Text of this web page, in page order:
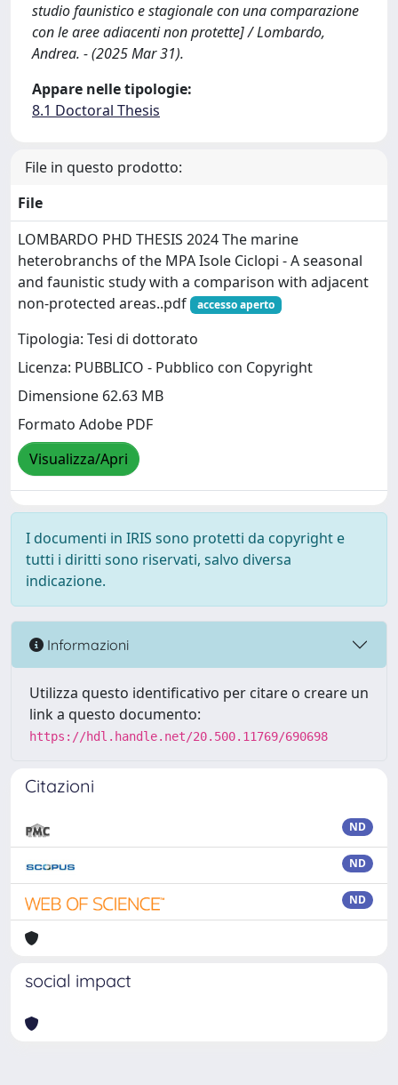
studio faunistico e stagionale con una comparazione
con le aree adiacenti non protette] / Lombardo,
Andrea. - (2025 Mar 31).
Appare nelle tipologie:
8.1 Doctoral Thesis
File in questo prodotto:
File
LOMBARDO PHD THESIS 2024 The marine
heterobranchs of the MPA Isole Ciclopi - A seasonal
and faunistic study with a comparison with adjacent
non-protected areas..pdf
accesso aperto
Tipologia: Tesi di dottorato
Licenza: PUBBLICO - Pubblico con Copyright
Dimensione 62.63 MB
Formato Adobe PDF
Visualizza/Apri
I documenti in IRIS sono protetti da copyright e
tutti i diritti sono riservati, salvo diversa
indicazione.
Informazioni
Utilizza questo identificativo per citare o creare un
link a questo documento:
https://hdl.handle.net/20.500.11769/690698
Citazioni
ND
ND
ND
social impact